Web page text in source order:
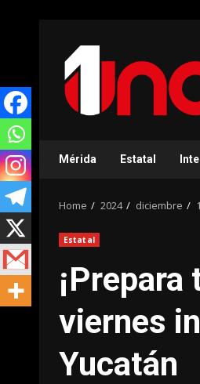
content
Mérida Estatal
Home 2024 diciembre
Estatal
viernes
Yucatán